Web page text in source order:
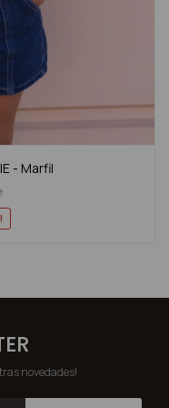
- Marfil
novedades!